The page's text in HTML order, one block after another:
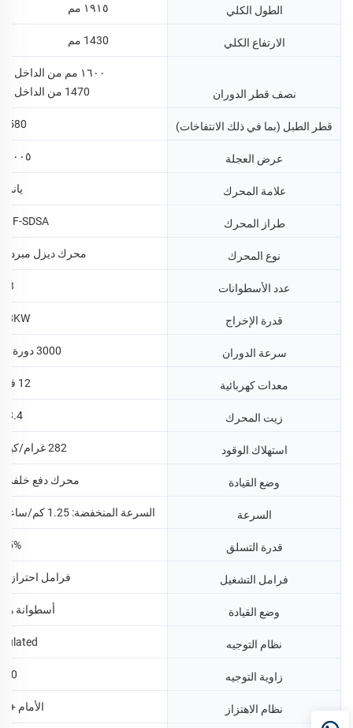
الطول الكلي ١٩١٥ مم
الارتفاع الكلي 1430 مم
نصف قطر الدوران
١٦٠٠ مم من الداخل و٢٢١٠ مم من الخارج
1470 من الداخل و2310 من الخارج
قطر الطبل (بما في ذلك الانتفاخات) 580مم
عرض العجلة ١٠٠٥ مم
علامة المحرك
طراز المحرك SDSA
نوع المحرك محرك ديزل مبرد بالماء
عدد الأسطوانات 3
قدرة الإخراج
سرعة الدوران 3000 دورة في الدقيقة
معدات كهربائية 12 فولت
زيت المحرك 3.4ل
استهلاك الوقود 282 غرام/كيلوواط ساعة
وضع القيادة محرك دفع خلفي
السرعة السرعة المنخفضة: 1.25 كم/ساعة، السرعة العالية: 2.5 كم/ساعة
قدرة التسلق 45%
فرامل التشغيل فرامل
وضع القيادة أسطوانة
نظام التوجيه
زاوية التوجيه 30
نظام الاهتزاز الأمام +